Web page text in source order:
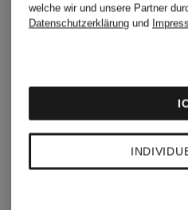
welche wir und unsere Partner
Datenschutzerklärung und